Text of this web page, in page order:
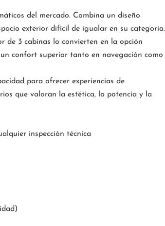
del mercado. Combina un diseño
exterior difícil de igualar en su categoría.
de 3 cabinas lo convierten en la opción
confort superior tanto en navegación como
para ofrecer experiencias de
que valoran la estética, la potencia y la
inspección técnica